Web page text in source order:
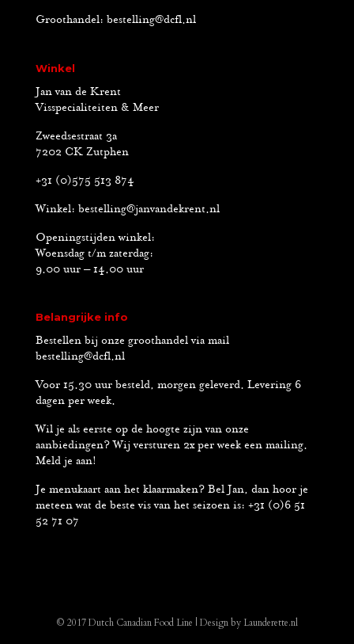
Groothandel: bestelling@dcfl.nl
Winkel
Jan van de Krent
Visspecialiteiten & Meer
Zweedsestraat 3a
7202 CK Zutphen
+31 (0)575 513 874
Winkel: bestelling@janvandekrent.nl
Openingstijden winkel:
Woensdag t/m zaterdag:
9.00 uur – 14.00 uur
Belangrijke info
Bestellen bij onze groothandel via mail
bestelling@dcfl.nl
Voor 15.30 uur besteld, morgen geleverd. Levering 6
dagen per week.
Wil je als eerste op de hoogte zijn van onze
aanbiedingen? Wij versturen 2x per week een mailing.
Meld je aan!
Je menukaart aan het klaarmaken? Bel Jan, dan hoor je
meteen wat de beste vis van het seizoen is: +31 (0)6 51
52 71 07
© 2017 Dutch Canadian Food Line | Design by Launderette.nl